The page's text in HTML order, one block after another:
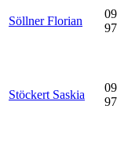
Söllner Florian
Stöckert Saskia